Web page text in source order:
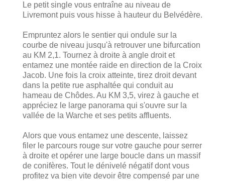
Le petit single vous entraîne au niveau de
Livremont puis vous hisse à hauteur du Belvédère.
Empruntez alors le sentier qui ondule sur la
courbe de niveau jusqu'à retrouver une bifurcation
au KM 2,1. Tournez à droite à angle droit et
entamez une montée raide en direction de la Croix
Jacob. Une fois la croix atteinte, tirez droit devant
dans la petite rue asphaltée qui conduit au
hameau de Chôdes. Au KM 3,5, virez à gauche et
appréciez le large panorama qui s'ouvre sur la
vallée de la Warche et ses petits affluents.
Alors que vous entamez une descente, laissez
filer le parcours rouge sur votre gauche pour serrer
à droite et opérer une large boucle dans un massif
de conifères. Tout le dénivelé négatif dont vous
profitez va bien vite devoir être compensé par une